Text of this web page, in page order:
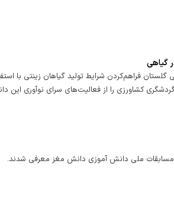
گیاهی
فراهم‌کردن شرایط تولید گیاهان زینتی با
کشاورزی را از فعالیت‌های سرای نوآوری این
مسابقات ملی دانش آموزی دانش مغز معرفی شدند.